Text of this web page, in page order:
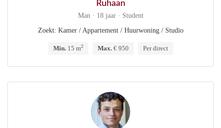
Ruhaan
Man · 18 jaar · Student
Zoekt: Kamer / Appartement / Huurwoning / Studio
Min.15 m2 Max.€ 950 Per direct